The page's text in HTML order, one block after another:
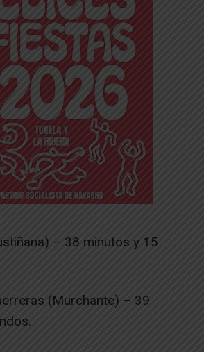
– 38 minutos y 15
(Murchante) – 39